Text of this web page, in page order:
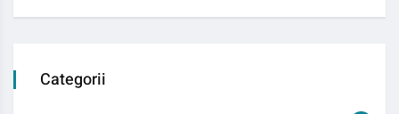
Categorii